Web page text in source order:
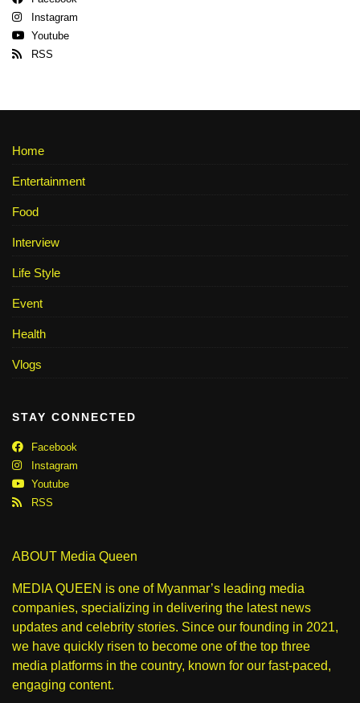
Instagram
Youtube
RSS
Home
Entertainment
Food
Interview
Life Style
Event
Health
Vlogs
STAY CONNECTED
Facebook
Instagram
Youtube
RSS
ABOUT Media Queen
MEDIA QUEEN is one of Myanmar’s leading media
companies, specializing in delivering the latest news
updates and celebrity stories. Since our founding in 2021,
we have quickly risen to become one of the top three
media platforms in the country, known for our fast-paced,
engaging content.